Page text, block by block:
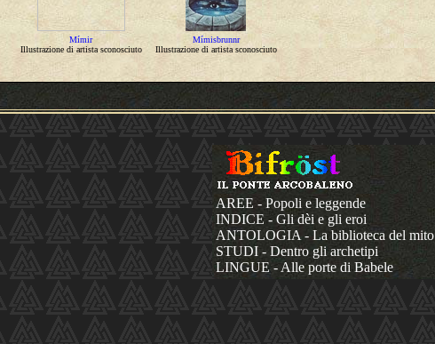
Mímir
Illustrazione di artista sconosciuto
Mímisbrunnr
Illustrazione di artista sconosciuto
AREE - Popoli e leggende
INDICE - Gli dèi e gli eroi
ANTOLOGIA - La biblioteca del mito
STUDI - Dentro gli archetipi
LINGUE - Alle porte di Babele